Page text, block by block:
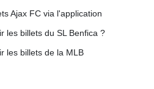
Ajax FC via l'application
les billets du SL Benfica ?
les billets de la MLB